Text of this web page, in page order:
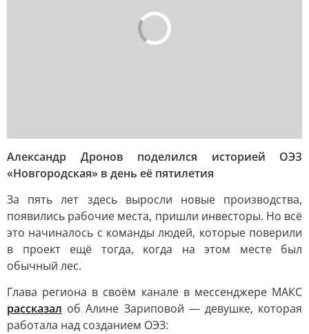
Александр Дронов поделился историей ОЭЗ
«Новгородская» в день её пятилетия
За пять лет здесь выросли новые производства,
появились рабочие места, пришли инвесторы. Но всё
это начиналось с команды людей, которые поверили
в проект ещё тогда, когда на этом месте был
обычный лес.
Глава региона в своём канале в мессенджере МАКС
рассказал об Алине Зариповой — девушке, которая
работала над созданием ОЭЗ: